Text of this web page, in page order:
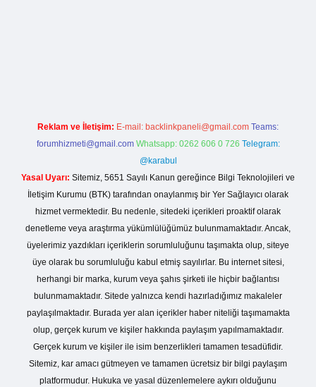
Reklam ve İletişim: E-mail: backlinkpaneli@gmail.com Teams:
forumhizmeti@gmail.com Whatsapp: 0262 606 0 726 Telegram:
@karabul
Yasal Uyarı: Sitemiz, 5651 Sayılı Kanun gereğince Bilgi Teknolojileri ve
İletişim Kurumu (BTK) tarafından onaylanmış bir Yer Sağlayıcı olarak
hizmet vermektedir. Bu nedenle, sitedeki içerikleri proaktif olarak
denetleme veya araştırma yükümlülüğümüz bulunmamaktadır. Ancak,
üyelerimiz yazdıkları içeriklerin sorumluluğunu taşımakta olup, siteye
üye olarak bu sorumluluğu kabul etmiş sayılırlar. Bu internet sitesi,
herhangi bir marka, kurum veya şahıs şirketi ile hiçbir bağlantısı
bulunmamaktadır. Sitede yalnızca kendi hazırladığımız makaleler
paylaşılmaktadır. Burada yer alan içerikler haber niteliği taşımamakta
olup, gerçek kurum ve kişiler hakkında paylaşım yapılmamaktadır.
Gerçek kurum ve kişiler ile isim benzerlikleri tamamen tesadüfidir.
Sitemiz, kar amacı gütmeyen ve tamamen ücretsiz bir bilgi paylaşım
platformudur. Hukuka ve yasal düzenlemelere aykırı olduğunu